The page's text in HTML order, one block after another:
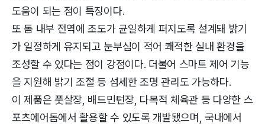
도움이 되는 점이 특징이다.
또 돔 내부 전역에 조도가 균일하게 퍼지도록 설계돼 밝기
가 일정하게 유지되고 눈부심이 적어 쾌적한 실내 환경을
조성할 수 있다는 점이 강점이다. 더불어 스마트 제어 기능
을 지원해 밝기 조절 등 섬세한 조명 관리도 가능하다.
이 제품은 풋살장, 배드민턴장, 다목적 체육관 등 다양한 스
포츠에어돔에서 활용할 수 있도록 개발됐으며, 국내에서